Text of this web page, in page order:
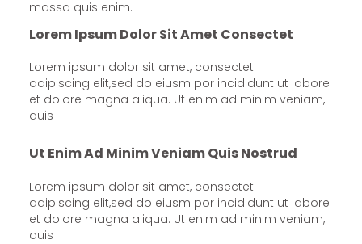
massa quis enim.
Lorem Ipsum Dolor Sit Amet Consectet
Lorem ipsum dolor sit amet, consectet
adipiscing elit,sed do eiusm por incididunt ut labore
et dolore magna aliqua. Ut enim ad minim veniam,
quis
Ut Enim Ad Minim Veniam Quis Nostrud
Lorem ipsum dolor sit amet, consectet
adipiscing elit,sed do eiusm por incididunt ut labore
et dolore magna aliqua. Ut enim ad minim veniam,
quis